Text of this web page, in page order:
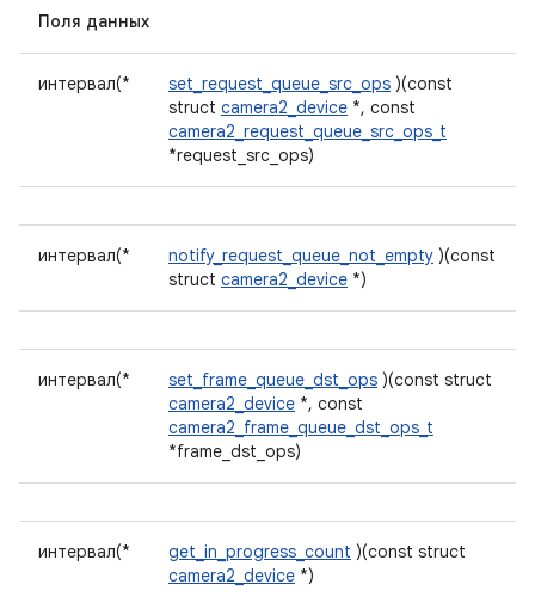
Поля данных
интервал(* set_request_queue_src_ops )(const
struct camera2_device *, const
camera2_request_queue_src_ops_t
*request_src_ops)
интервал(* notify_request_queue_not_empty )(const
struct camera2_device *)
интервал(* set_frame_queue_dst_ops )(const struct
camera2_device *, const
camera2_frame_queue_dst_ops_t
*frame_dst_ops)
интервал(* get_in_progress_count )(const struct
camera2_device *)